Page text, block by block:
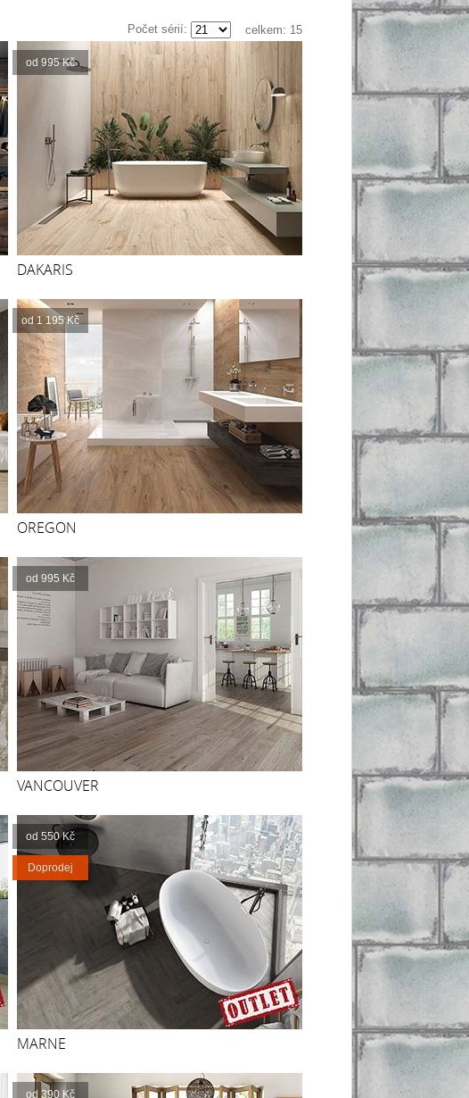
Počet sérií: celkem: 15
od 995 Kč
DAKARIS
od 1 195 Kč
OREGON
od 995 Kč
VANCOUVER
od 550 Kč
Doprodej
MARNE
od 390 Kč